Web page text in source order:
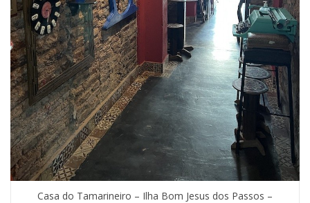
Casa do Tamarineiro – Ilha Bom Jesus dos Passos –